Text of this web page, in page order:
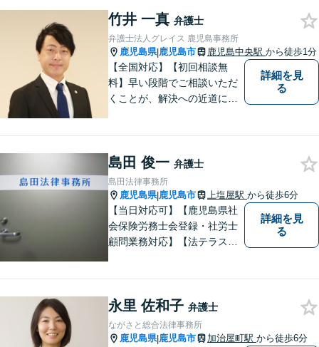
て、確かな経験にもとづき、
幅広い分野の法的トラブルへ
の対応が可能です。
竹井 一真 弁護士
弁護士法人グレイス 鹿児島事務所
鹿児島県|鹿児島市 鹿児島中央駅 から徒歩1分
【全国対応】【初回相談無
料】早い段階でご相談いただ
くことが、解決への近道にな
どんなご相談でも、どうぞお
気軽にお声がけください。
【電話・WEB相談も対応可
能】
詳細を見
る
島田 俊一 弁護士
島田法律事務所
鹿児島県|鹿児島市 上塩屋駅 から徒歩6分
【当日対応可】【鹿児島県社
会保険労務士会登録・社労士
顧問業務対応】【法テラス対
詳細を見
る
永里 佐和子 弁護士
ながさと総合法律事務所
鹿児島県|鹿児島市 加治屋町駅 から徒歩6分